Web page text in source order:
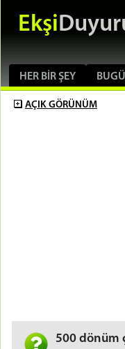
Ekşi
HER BIR ŞEY
AÇIK GÖRÜNÜM
500 dönüm